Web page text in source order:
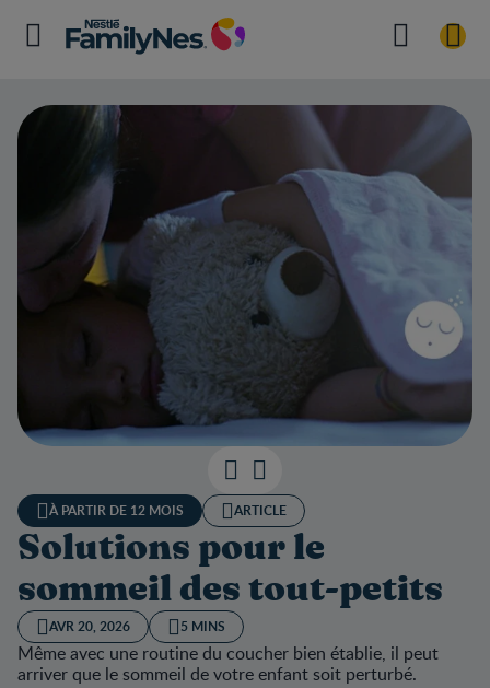
À PARTIR DE 12 MOIS ARTICLE
Solutions pour le
sommeil des tout-petits
AVR 20, 2026 5 MINS
Même avec une routine du coucher bien établie, il peut
arriver que le sommeil de votre enfant soit perturbé.